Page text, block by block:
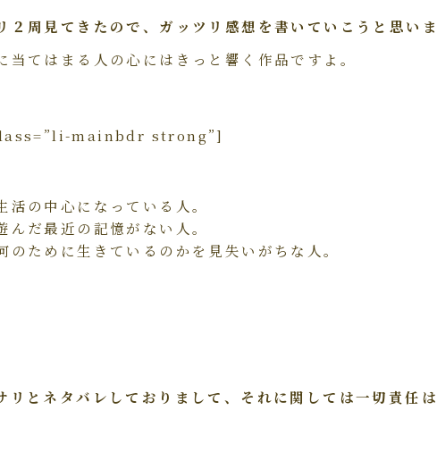
２周見てきたので、ガッツリ感想を書いていこうと思いま
てはまる人の心にはきっと響く作品ですよ。
mainbdr strong”]
活の中心になっている人。
んだ最近の記憶がない人。
のために生きているのかを見失いがちな人。
リとネタバレしておりまして、それに関しては一切責任は